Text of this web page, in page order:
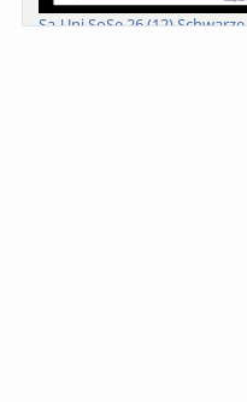
Sa-Uni SoSe 26 (12) Schwarze